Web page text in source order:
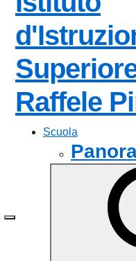
Raffele
Scuola
Le persone
I numeri
Le carte